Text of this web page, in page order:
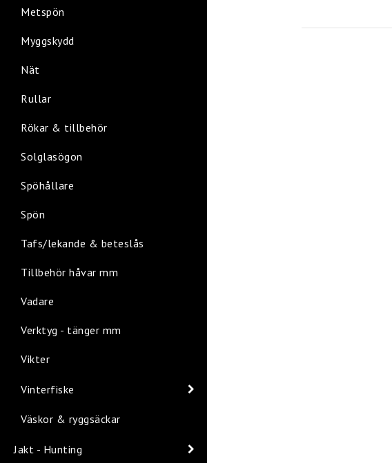
Metspön
Myggskydd
Nät
Rullar
Rökar & tillbehör
Solglasögon
Spöhållare
Spön
Tafs/lekande & beteslås
Tillbehör håvar mm
Vadare
Verktyg - tänger mm
Vikter
Vinterfiske
Väskor & ryggsäckar
Jakt - Hunting